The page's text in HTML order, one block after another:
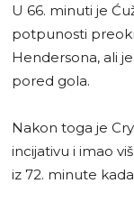
U 66. minuti je
potpunosti
Hendersona, ali
pored gola.
Nakon toga je
incijativu i imao
iz 72. minute